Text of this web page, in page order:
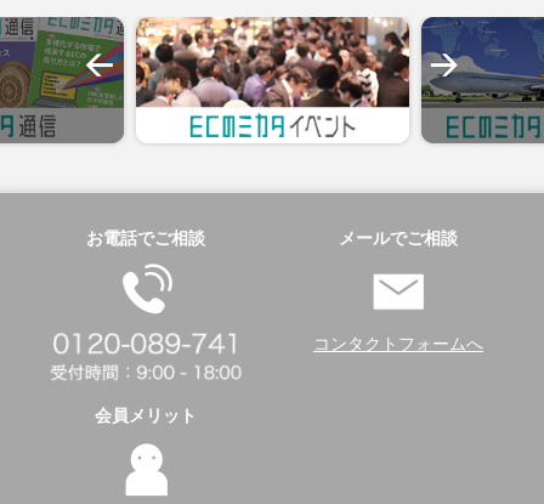
お電話でご相談 メールでご相談
コンタクトフォームへ
会員メリット